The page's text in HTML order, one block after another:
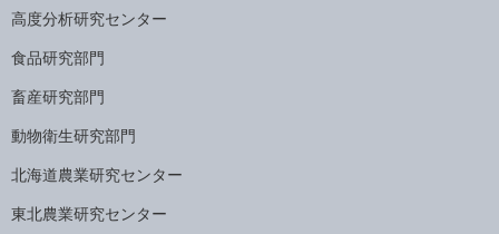
高度分析研究センター
食品研究部門
畜産研究部門
動物衛生研究部門
北海道農業研究センター
東北農業研究センター